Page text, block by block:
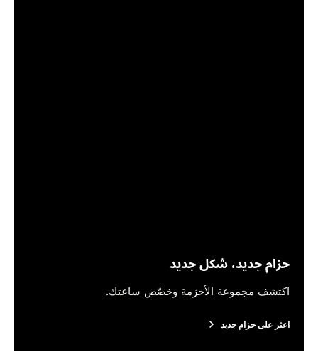
حزام جديد، شكل جديد
اكتشف مجموعة الأحزمة وخصّص ساعتك.
اعثر على حزام جديد